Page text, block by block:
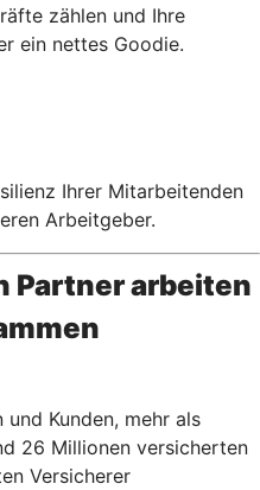
zählen und Ihre
ein nettes Goodie.
Ihrer Mitarbeitenden
Arbeitgeber.
Partner arbeiten
Kunden, mehr als
26 Millionen versicherten
Versicherer